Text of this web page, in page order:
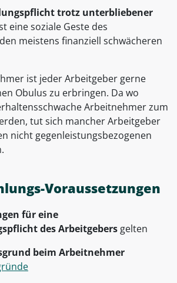
trotz unterbliebener
eine soziale Geste des
meistens finanziell schwächeren
ist jeder Arbeitgeber gerne
Obulus zu erbringen. Da wo
Arbeitnehmer zum
tut sich mancher Arbeitgeber
nicht gegenleistungsbezogenen
Voraussetzungen
für eine
des Arbeitgebersgelten
beim Arbeitnehmer